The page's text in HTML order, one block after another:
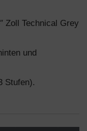
Zoll Technical Grey
und
Stufen).